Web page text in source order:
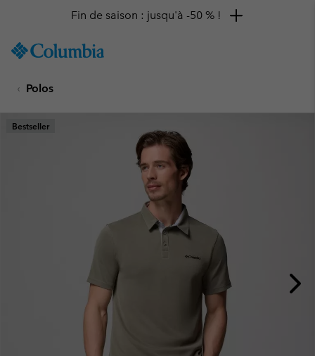
TO
SKIP
MAIN
NAV
Fin de saison : jusqu'à -50 % !
Polos
Bestseller